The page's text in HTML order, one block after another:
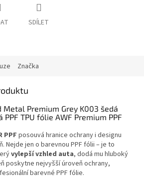
SDÍLET
Značka
Premium Grey K003 šedá
TPU fólie AWF Premium PPF
PPF posouvá hranice ochrany i designu
Nejde jen o barevnou PPF fólii – je to
vylepší vzhled auta, dodá mu hluboký
poskytne nejvyšší úroveň ochrany,
barevné PPF fólie.